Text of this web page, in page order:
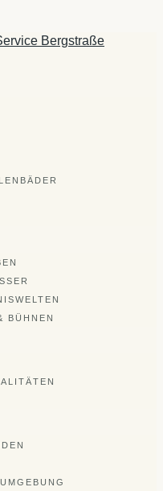
BÜHNEN